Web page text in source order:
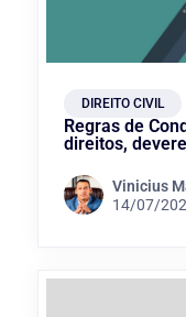
DIREITO CIVIL
Regras de
direitos,
Vinicius
14/07/